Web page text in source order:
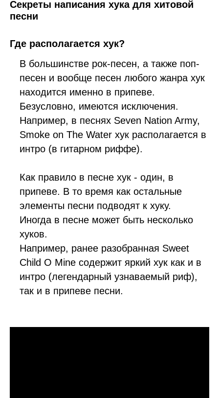
Секреты написания хука для хитовой
песни
Где располагается хук?
В большинстве рок-песен, а также поп-
песен и вообще песен любого жанра хук
находится именно в припеве.
Безусловно, имеются исключения.
Например, в песнях Seven Nation Army,
Smoke on The Water хук располагается в
интро (в гитарном риффе).
Как правило в песне хук - один, в
припеве. В то время как остальные
элементы песни подводят к хуку.
Иногда в песне может быть несколько
хуков.
Например, ранее разобранная Sweet
Child O Mine содержит яркий хук как и в
интро (легендарный узнаваемый риф),
так и в припеве песни.